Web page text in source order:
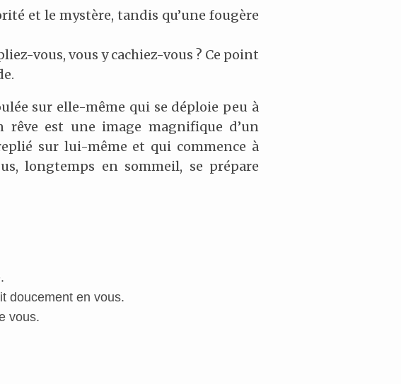
et le mystère, tandis qu’une fougère
vous, vous y cachiez-vous ? Ce point
sur elle-même qui se déploie peu à
est une image magnifique d’un
sur lui-même et qui commence à
longtemps en sommeil, se prépare
doucement en vous.
vous.